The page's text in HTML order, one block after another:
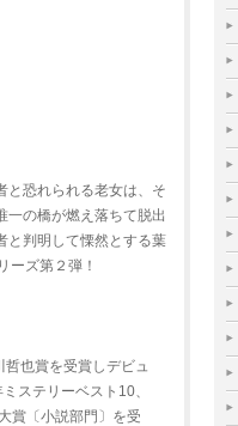
と恐れられる老女は、そ
一の橋が燃え落ちて脱出
と判明して慄然とする葉
ーズ第２弾！
也賞を受賞しデビュ
ステリーベスト10、
賞〔小説部門〕を受